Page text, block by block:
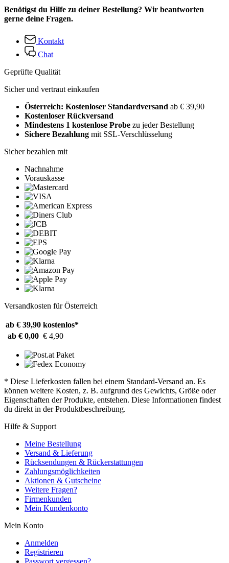
Benötigst du Hilfe zu deiner Bestellung? Wir beantworten
gerne deine Fragen.
Kontakt
Chat
Geprüfte Qualität
Sicher und vertraut einkaufen
Österreich: Kostenloser Standardversand ab € 39,90
Kostenloser Rückversand
Mindestens 1 kostenlose Probe zu jeder Bestellung
Sichere Bezahlung mit SSL-Verschlüsselung
Sicher bezahlen mit
Nachnahme
Vorauskasse
Versandkosten für Österreich
ab € 39,90 kostenlos*
ab € 0,00 € 4,90
* Diese Lieferkosten fallen bei einem Standard-Versand an. Es
können weitere Kosten, z. B. aufgrund des Gewichts, Größe oder
Eigenschaften der Produkte, entstehen. Diese Informationen findest
du direkt in der Produktbeschreibung.
Hilfe & Support
Meine Bestellung
Versand & Lieferung
Rücksendungen & Rückerstattungen
Zahlungsmöglichkeiten
Aktionen & Gutscheine
Weitere Fragen?
Firmenkunden
Mein Kundenkonto
Mein Konto
Anmelden
Registrieren
Passwort vergessen?